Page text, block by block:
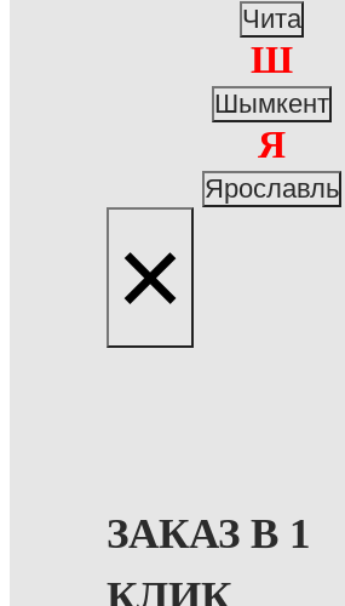
Чита
Ш
Шымкент
Я
Ярославль
×
ЗАКАЗ В 1